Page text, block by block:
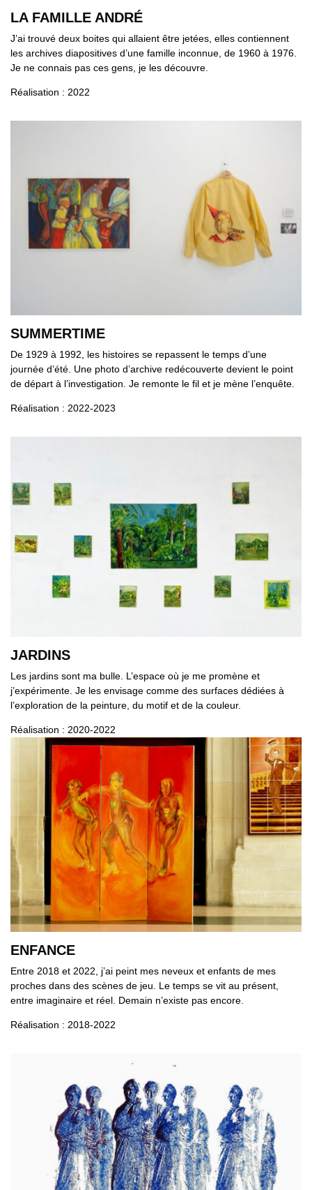
LA FAMILLE ANDRÉ
J’ai trouvé deux boites qui allaient être jetées, elles contiennent
les archives diapositives d’une famille inconnue, de 1960 à 1976.
Je ne connais pas ces gens, je les découvre.
Réalisation : 2022
SUMMERTIME
De 1929 à 1992, les histoires se repassent le temps d’une
journée d’été. Une photo d’archive redécouverte devient le point
de départ à l’investigation. Je remonte le fil et je mène l’enquête.
Réalisation : 2022-2023
JARDINS
Les jardins sont ma bulle. L’espace où je me promène et
j’expérimente. Je les envisage comme des surfaces dédiées à
l’exploration de la peinture, du motif et de la couleur.
Réalisation : 2020-2022
ENFANCE
Entre 2018 et 2022, j’ai peint mes neveux et enfants de mes
proches dans des scènes de jeu. Le temps se vit au présent,
entre imaginaire et réel. Demain n’existe pas encore.
Réalisation : 2018-2022